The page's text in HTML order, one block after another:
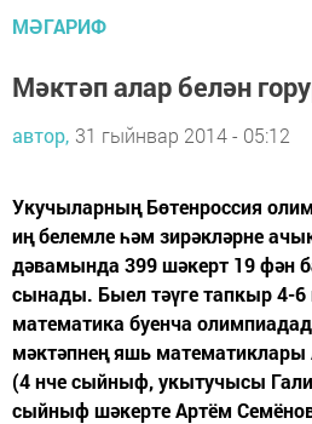
МӘГАРИФ
Мәктәп алар белән
автор, 31 гыйнвар 2014 - 05:12
Укучыларның Бөтенроссия
иң белемле һәм зирәкләрне
дәвамында 399 шәкерт 19 фән
сынады. Быел тәүге тапкыр 4-
математика буенча
мәктәпнең яшь
(4 нче сыйныф, укытучысы
сыйныф шәкерте Артём